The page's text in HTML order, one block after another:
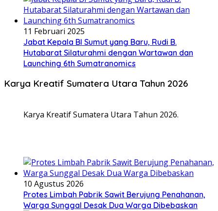
11 Februari 2025
Jabat Kepala BI Sumut yang Baru, Rudi B.
Hutabarat Silaturahmi dengan Wartawan dan
Launching 6th Sumatranomics
Karya Kreatif Sumatera Utara Tahun 2026
Karya Kreatif Sumatera Utara Tahun 2026.
10 Agustus 2026
Protes Limbah Pabrik Sawit Berujung Penahanan,
Warga Sunggal Desak Dua Warga Dibebaskan